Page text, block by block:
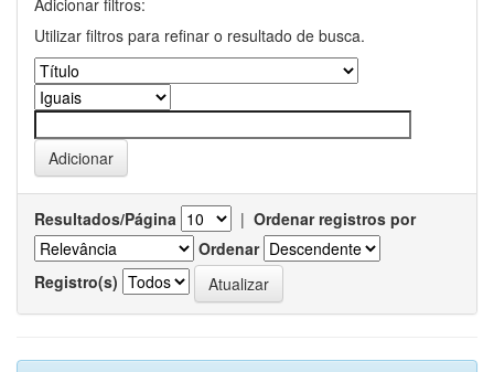
Adicionar filtros:
Utilizar filtros para refinar o resultado de busca.
Resultados/Página | Ordenar registros por
Ordenar
Registro(s)